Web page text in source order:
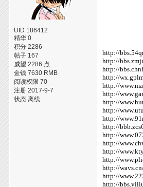
UID 186412
精华 0
积分 2286
帖子 167
威望 2286 点
金钱 7630 RMB
阅读权限 70
注册 2017-9-7
状态 离线
http://
http://
http://
http://
http://
http://
http://
http://
http://
http://
http://
http://
http://
http://
http://
http://
http://